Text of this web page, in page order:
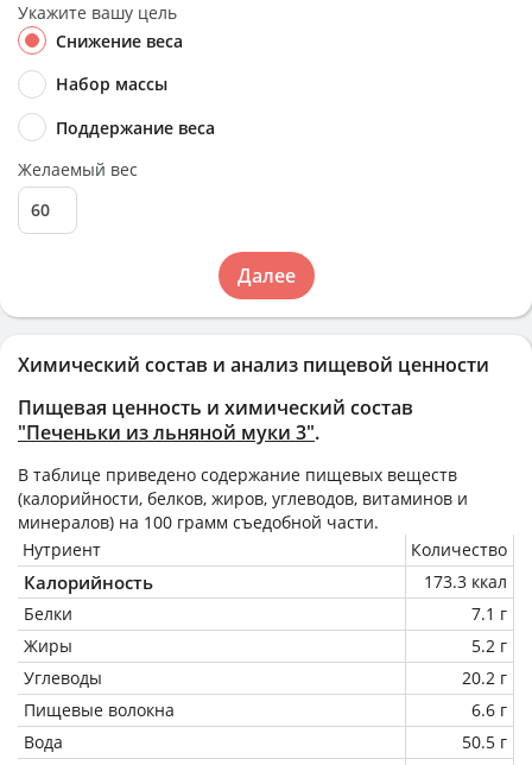
Химический состав и анализ пищевой ценности
Пищевая ценность и химический состав
"Печеньки из льняной муки 3".
В таблице приведено содержание пищевых веществ
(калорийности, белков, жиров, углеводов, витаминов и
минералов) на 100 грамм съедобной части.
Нутриент
Количество
Калорийность
173.3 ккал
Белки
7.1 г
Жиры
5.2 г
Углеводы
20.2 г
Пищевые волокна
6.6 г
Вода
50.5 г
Укажите вашу цель
Снижение веса
Набор массы
Поддержание веса
Желаемый вес
Далее